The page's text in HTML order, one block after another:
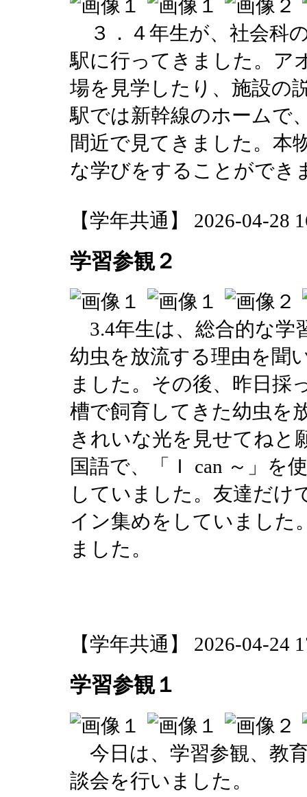
３．４年生が、社会科
駅に行ってきました。ア
場を見学したり、施設の
駅では新幹線のホームで
間近で見てきました。本
な学びをすることができ
【学年共通】 2026-04-28
学習参観２
3.4年生は、総合的な学
幼虫を放流する理由を聞
ました。その後、昨日採
槽で飼育してきた幼虫を
きれいな光を見せてねと
国語で、「Ｉ can ～」を
していました。友達だけ
イン集めをしていました
ました。
【学年共通】 2026-04-24
学習参観１
今日は、学習参観、教
談会を行いました。